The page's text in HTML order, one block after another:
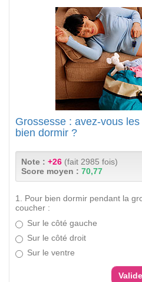
Grossesse : avez-vous
bien dormir ?
Note : +26 (fait 2985 fois)
Score moyen : 70,77
1. Pour bien dormir pendant la
coucher :
Sur le côté gauche
Sur le côté droit
Sur le ventre